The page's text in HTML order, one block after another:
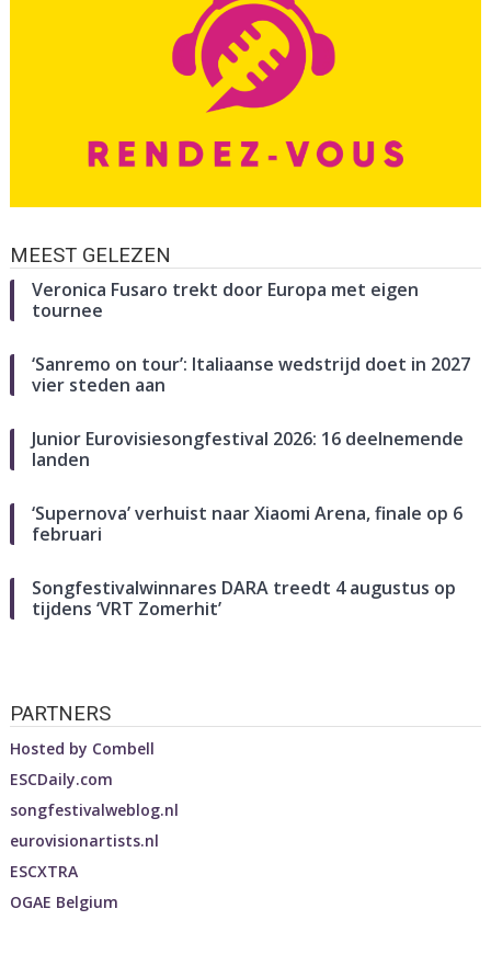
MEEST GELEZEN
Veronica Fusaro trekt door Europa met eigen
tournee
‘Sanremo on tour’: Italiaanse wedstrijd doet in 2027
vier steden aan
Junior Eurovisiesongfestival 2026: 16 deelnemende
landen
‘Supernova’ verhuist naar Xiaomi Arena, finale op 6
februari
Songfestivalwinnares DARA treedt 4 augustus op
tijdens ‘VRT Zomerhit’
PARTNERS
Hosted by Combell
ESCDaily.com
songfestivalweblog.nl
eurovisionartists.nl
ESCXTRA
OGAE Belgium